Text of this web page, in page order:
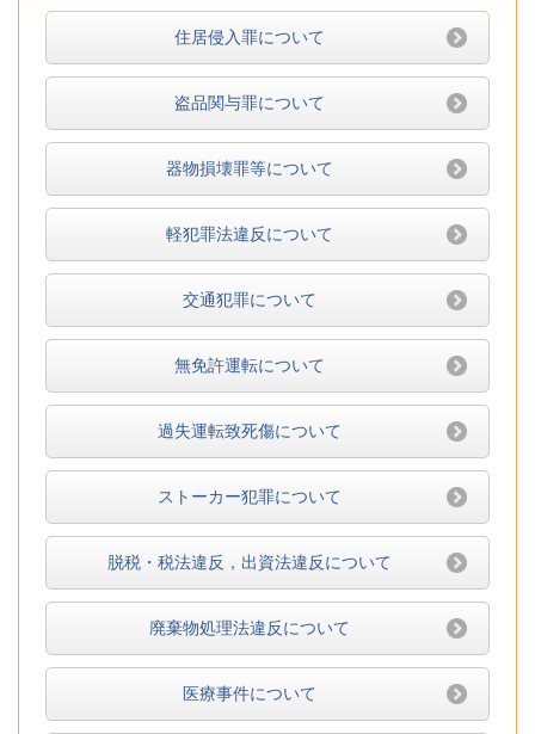
住居侵入罪について
盗品関与罪について
器物損壊罪等について
軽犯罪法違反について
交通犯罪について
無免許運転について
過失運転致死傷について
ストーカー犯罪について
脱税・税法違反，出資法違反について
廃棄物処理法違反について
医療事件について